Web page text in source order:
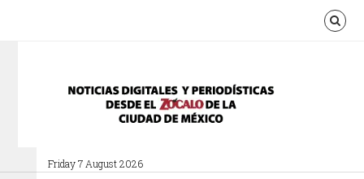
Friday 7 August 2026